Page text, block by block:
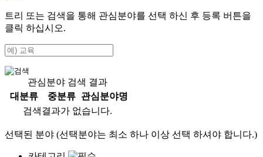
트리 또는 검색을 통해 관심분야를 선택 하신 후 등록 버튼을
클릭 하십시오.
관심분야 검색 결과
대분류
중분류
관심분야명
검색결과가 없습니다.
선택된 분야 (선택분야는 최소 하나 이상 선택 하셔야 합니다.)